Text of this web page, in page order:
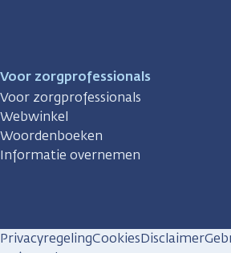
Voor zorgprofessionals
Voor zorgprofessionals
Webwinkel
Woordenboeken
Informatie overnemen
PrivacyregelingCookiesDisclaimer